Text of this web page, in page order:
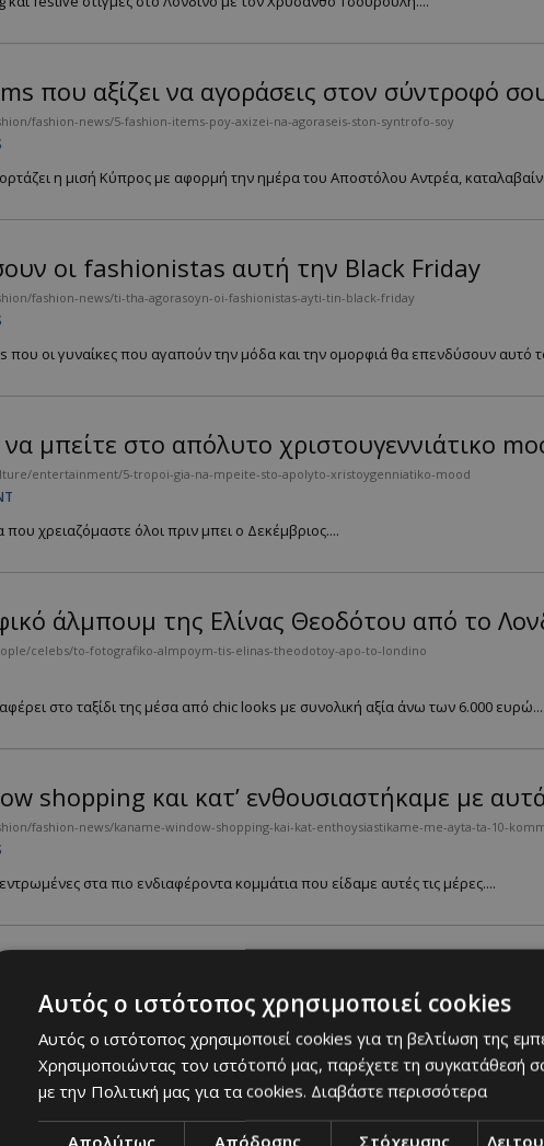
που αξίζει να αγοράσεις στον σύντροφό
fashion-news/5-fashion-items-poy-axizei-na-agoraseis-ston-syntrofo-soy
η μισή Κύπρος με αφορμή την ημέρα του Αποστόλου Αντρέα,
οι fashionistas αυτή την Black Friday
fashion-news/ti-tha-agorasoyn-oi-fashionistas-ayti-tin-black-friday
που οι γυναίκες που αγαπούν την μόδα και την ομορφιά θα επενδύσουν αυτό
μπείτε στο απόλυτο χριστουγεννιάτικο
entertainment/5-tropoi-gia-na-mpeite-sto-apolyto-xristoygenniatiko-mood
χρειαζόμαστε όλοι πριν μπει ο Δεκέμβριος....
άλμπουμ της Ελίνας Θεοδότου από το
celebs/to-fotografiko-almpoym-tis-elinas-theodotoy-apo-to-londino
στο ταξίδι της μέσα από chic looks με συνολική αξία άνω των 6.000 ευρώ....
shopping και κατ’ ενθουσιαστήκαμε με
fashion-news/kaname-window-shopping-kai-kat-enthoysiastikame-me-ayta-ta-10-
στα πιο ενδιαφέροντα κομμάτια που είδαμε αυτές τις μέρες....
στο ChatGPT
entertainment/i-paypal-ensomatwnetai-sto-chatgpt
μέσα σε AI πλατφόρμα....
Αυτός ο ιστότοπος χρησιμοποιεί cookies
Αυτός ο ιστότοπος χρησιμοποιεί cookies για τη βελτίωση της
Χρησιμοποιώντας τον ιστότοπό μας, παρέχετε τη συγκατάθεσή
με την Πολιτική μας για τα cookies. Διαβάστε περισσότερα
Απολύτως
Απόδοσης Στόχευσης